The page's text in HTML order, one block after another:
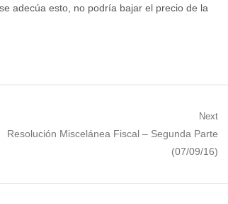
adecúa esto, no podría bajar el precio de la
Next
Next
Resolución Miscelánea Fiscal – Segunda Parte
(07/09/16)